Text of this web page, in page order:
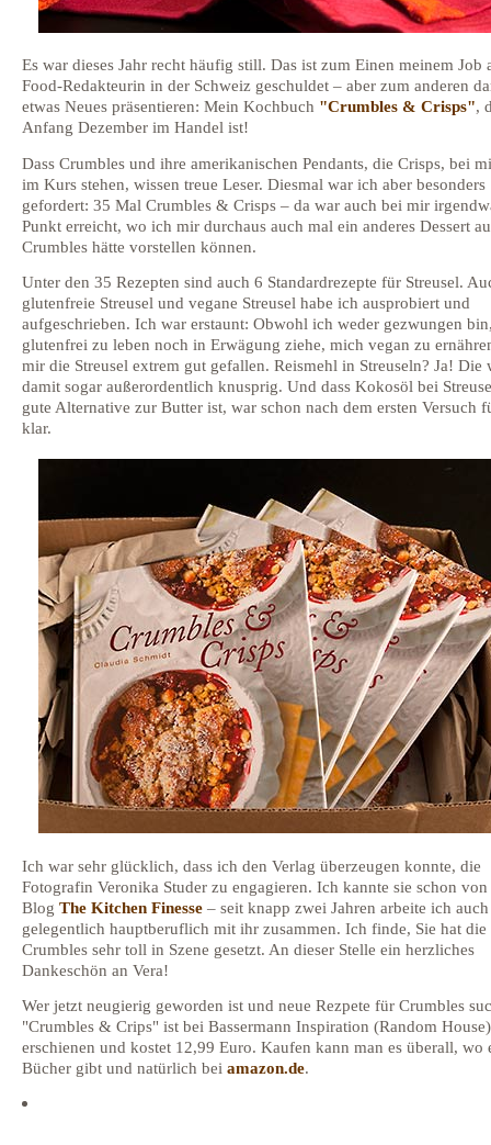
Es war dieses Jahr recht häufig still. Das ist zum Einen meinem Job
Food-Redakteurin in der Schweiz geschuldet – aber zum anderen
etwas Neues präsentieren: Mein Kochbuch "Crumbles & Crisps",
Anfang Dezember im Handel ist!
Dass Crumbles und ihre amerikanischen Pendants, die Crisps, bei
im Kurs stehen, wissen treue Leser. Diesmal war ich aber besonders
gefordert: 35 Mal Crumbles & Crisps – da war auch bei mir
Punkt erreicht, wo ich mir durchaus auch mal ein anderes Dessert
Crumbles hätte vorstellen können.
Unter den 35 Rezepten sind auch 6 Standardrezepte für Streusel.
glutenfreie Streusel und vegane Streusel habe ich ausprobiert und
aufgeschrieben. Ich war erstaunt: Obwohl ich weder gezwungen
glutenfrei zu leben noch in Erwägung ziehe, mich vegan zu
mir die Streusel extrem gut gefallen. Reismehl in Streuseln? Ja! Die
damit sogar außerordentlich knusprig. Und dass Kokosöl bei
gute Alternative zur Butter ist, war schon nach dem ersten Versuch
klar.
Ich war sehr glücklich, dass ich den Verlag überzeugen konnte, die
Fotografin Veronika Studer zu engagieren. Ich kannte sie schon
Blog The Kitchen Finesse – seit knapp zwei Jahren arbeite ich auch
gelegentlich hauptberuflich mit ihr zusammen. Ich finde, Sie hat die
Crumbles sehr toll in Szene gesetzt. An dieser Stelle ein herzliches
Dankeschön an Vera!
Wer jetzt neugierig geworden ist und neue Rezpete für Crumbles
"Crumbles & Crips" ist bei Bassermann Inspiration (Random House)
erschienen und kostet 12,99 Euro. Kaufen kann man es überall, wo
Bücher gibt und natürlich bei amazon.de.